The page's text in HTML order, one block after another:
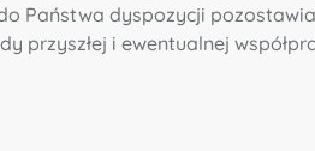
Państwa dyspozycji
przyszłej i ewentualnej